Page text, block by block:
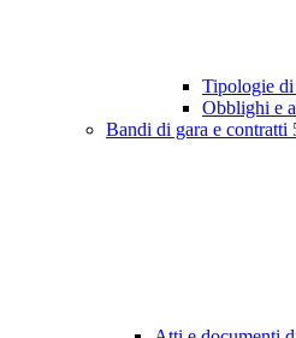
Tipologie
Obblighi e
Bandi di gara e contratti